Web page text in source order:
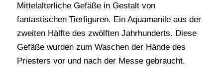
Mittelalterliche Gefäße in Gestalt von
fantastischen Tierfiguren. Ein Aquamanile aus der
zweiten Hälfte des zwölften Jahrhunderts. Diese
Gefäße wurden zum Waschen der Hände des
Priesters vor und nach der Messe gebraucht.